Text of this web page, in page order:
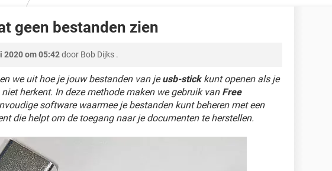
geen bestanden zien
2020 om 05:42door Bob Dijks .
we uit hoe je jouw bestanden van jeusb-stickkunt openen als je
herkent. In deze methode maken we gebruik van Free
software waarmee je bestanden kunt beheren met een
die helpt om de toegang naar je documenten te herstellen.